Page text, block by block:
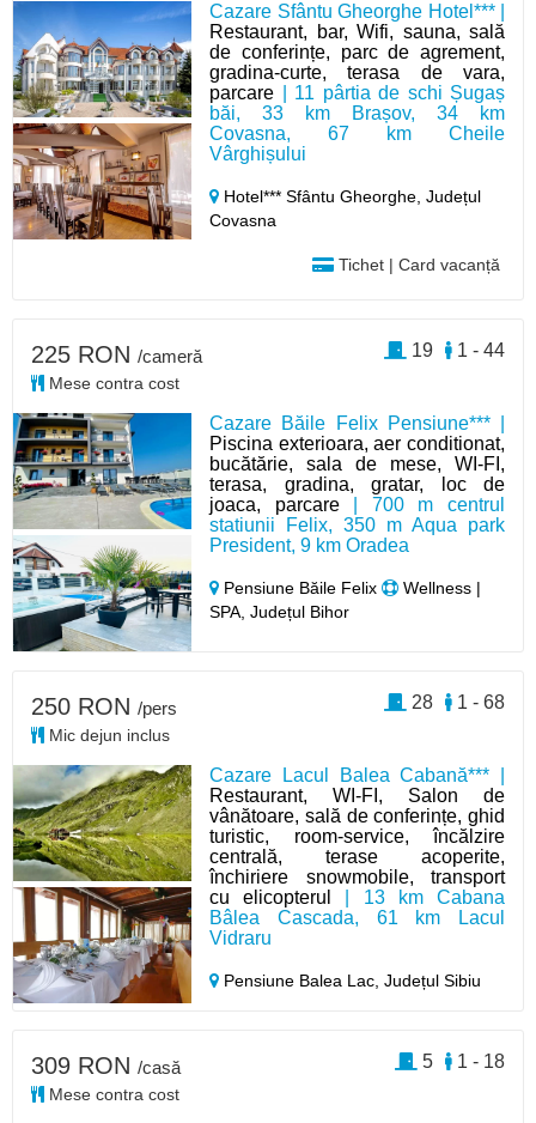
Cazare Sfântu Gheorghe Hotel*** |
Restaurant, bar, Wifi, sauna, sală
de conferințe, parc de agrement,
gradina-curte, terasa de vara,
parcare | 11 pârtia de schi Șugaș
băi, 33 km Brașov, 34 km
Covasna, 67 km Cheile
Vârghișului
Hotel*** Sfântu Gheorghe,Județul
Covasna
Tichet | Card vacanță
Cazare Băile Felix Pensiune*** |
Piscina exterioara, aer conditionat,
bucătărie, sala de mese, WI-FI,
terasa, gradina, gratar, loc de
joaca, parcare| 700 m centrul
statiunii Felix, 350 m Aqua park
President, 9 km Oradea
Pensiune Băile Felix
Wellness |
SPA, Județul Bihor
225 RON /cameră
Mese contra cost
1 - 44
19
Cazare Lacul Balea Cabană*** |
Restaurant, WI-FI, Salon de
vânătoare, sală de conferințe, ghid
turistic, room-service, încălzire
centrală, terase acoperite,
închiriere snowmobile, transport
cu elicopterul
| 13 km Cabana
Bâlea Cascada, 61 km Lacul
Vidraru
Pensiune Balea Lac,Județul Sibiu
250 RON /pers
Mic dejun inclus
1 - 68
28
309 RON /casă
Mese contra cost
1 - 18
5